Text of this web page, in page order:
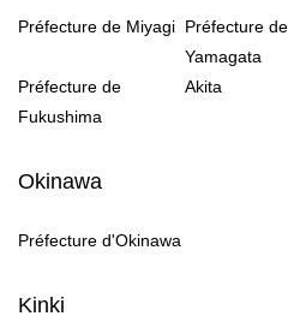
Préfecture de Miyagi Préfecture de
Yamagata
Préfecture de
Fukushima
Akita
Okinawa
Préfecture d'Okinawa
Kinki